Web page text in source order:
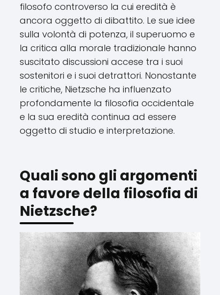
filosofo controverso la cui eredità è
ancora oggetto di dibattito. Le sue idee
sulla volontà di potenza, il superuomo e
la critica alla morale tradizionale hanno
suscitato discussioni accese tra i suoi
sostenitori e i suoi detrattori. Nonostante
le critiche, Nietzsche ha influenzato
profondamente la filosofia occidentale
e la sua eredità continua ad essere
oggetto di studio e interpretazione.
Quali sono gli argomenti
a favore della filosofia di
Nietzsche?